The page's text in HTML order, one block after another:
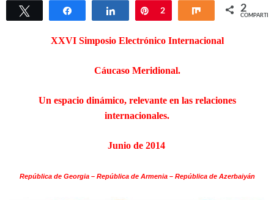
Twittear Compartir CompartirPin
2 Compartir
2
COMPARTIR
XXVI Simposio Electrónico Internacional
Cáucaso Meridional.
Un espacio dinámico, relevante en las relaciones
internacionales.
Junio de 2014
República de Georgia – República de Armenia – República de Azerbaiyán